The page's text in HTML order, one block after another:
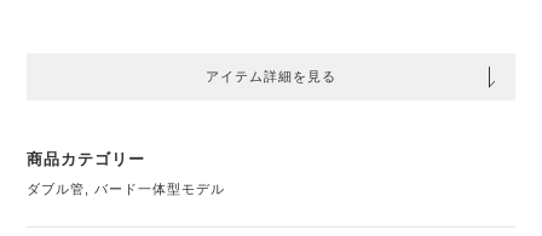
アイテム詳細を見る
商品カテゴリー
ダブル管 バード一体型モデル